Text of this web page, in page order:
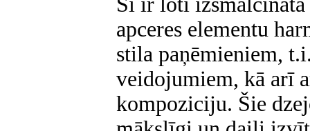
apceres elementu
stila paņēmieniem,
veidojumiem, kā arī
kompoziciju. Šie